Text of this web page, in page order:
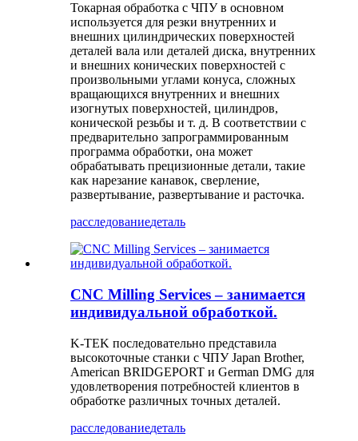
Токарная обработка с ЧПУ в основном
используется для резки внутренних и
внешних цилиндрических поверхностей
деталей вала или деталей диска, внутренних
и внешних конических поверхностей с
произвольными углами конуса, сложных
вращающихся внутренних и внешних
изогнутых поверхностей, цилиндров,
конической резьбы и т. д. В соответствии с
предварительно запрограммированным
программа обработки, она может
обрабатывать прецизионные детали, такие
как нарезание канавок, сверление,
развертывание, развертывание и расточка.
расследованиедеталь
CNC Milling Services – занимается
индивидуальной обработкой.
K-TEK последовательно представила
высокоточные станки с ЧПУ Japan Brother,
American BRIDGEPORT и German DMG для
удовлетворения потребностей клиентов в
обработке различных точных деталей.
расследованиедеталь